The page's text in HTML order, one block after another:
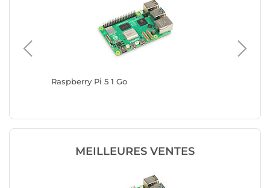
Raspberry Pi 5 1 Go
MEILLEURES VENTES